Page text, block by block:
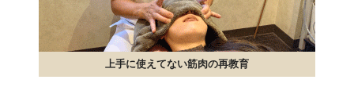
上手に使えてない筋肉の再教育